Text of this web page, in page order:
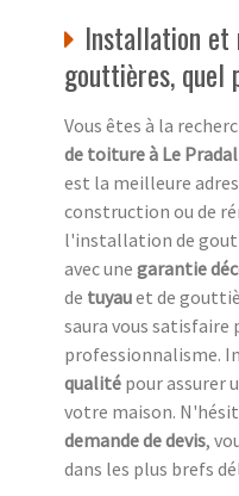
Installation et
gouttières, quel
Vous êtes à la
de toiture à Le
est la meilleure
construction ou de
l'installation de
avec une garantie
de tuyauet de
saura vous satisfaire
professionnalisme.
qualité pour assurer
votre maison.
demande de devis,
dans les plus brefs